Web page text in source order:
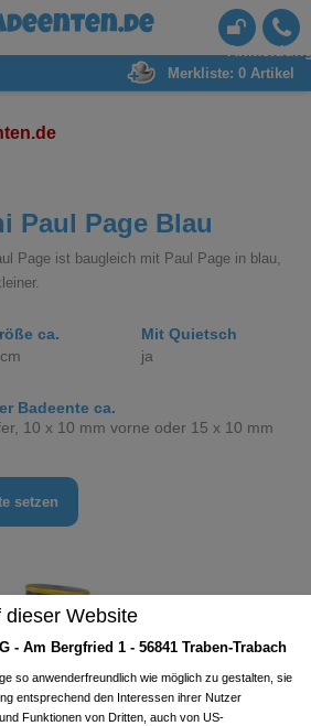
Merkliste: 0 Artikel
Paul Page Blau
Page ist baugleich mit Paul Page in blau,
ca.
Mit Quietsch
ja
Badeente ca.
10 x 10 mm vorne oder 15 x 10 mm
setzen
dieser Website
- Am Bergfried 1 - 56841 Traben-Trabach
so anwenderfreundlich wie möglich zu gestalten, sie
entsprechend den Interessen ihrer Nutzer
Funktionen von Dritten, auch von US-